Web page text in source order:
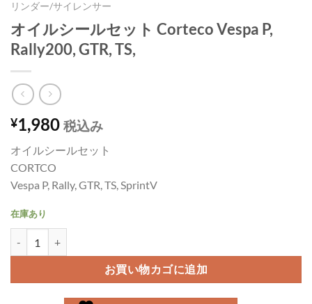
リンダー/サイレンサー
オイルシールセット Corteco Vespa P,
Rally200, GTR, TS,
¥1,980 税込み
オイルシールセット
CORTCO
Vespa P, Rally, GTR, TS, SprintV
在庫あり
お買い物カゴに追加